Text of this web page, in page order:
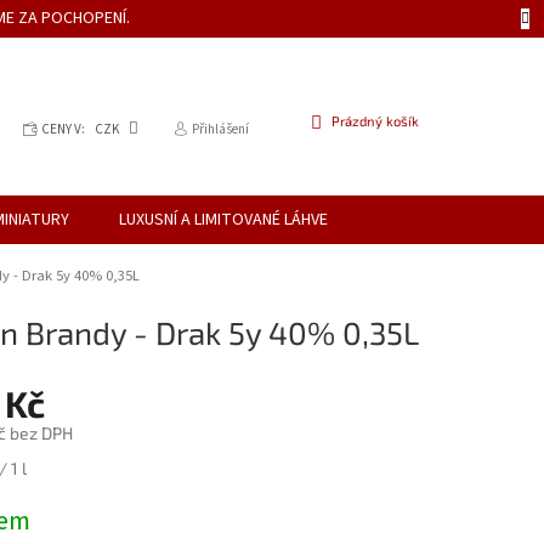
ZA POCHOPENÍ.
CENY V: CZK Přihlášení
NÁKUPNÍ
Prázdný košík
LUXUSNÍ A LIMITOVANÉ LÁHVE
- Drak 5y 40% 0,35L
Brandy - Drak 5y 40% 0,35L
bez DPH
1 l